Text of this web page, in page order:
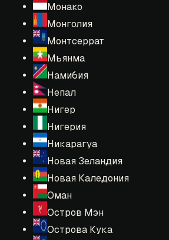
Монако
Монголия
Монтсеррат
Мьянма
Намибия
Непал
Нигер
Нигерия
Никарагуа
Новая Зеландия
Новая Каледония
Оман
Остров Мэн
Острова Кука